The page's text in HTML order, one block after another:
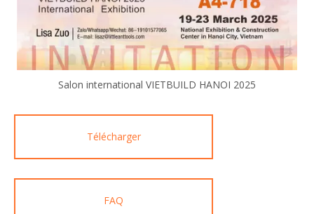
Salon international VIETBUILD HANOI 2025
Télécharger
FAQ